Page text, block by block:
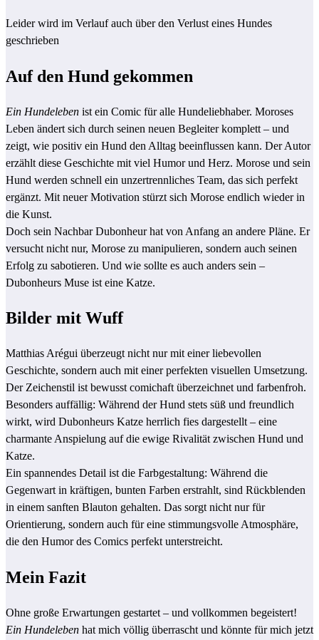
Leider wird im Verlauf auch über den Verlust eines Hundes
geschrieben
Auf den Hund gekommen
Ein Hundeleben ist ein Comic für alle Hundeliebhaber. Moroses
Leben ändert sich durch seinen neuen Begleiter komplett – und
zeigt, wie positiv ein Hund den Alltag beeinflussen kann. Der Autor
erzählt diese Geschichte mit viel Humor und Herz. Morose und sein
Hund werden schnell ein unzertrennliches Team, das sich perfekt
ergänzt. Mit neuer Motivation stürzt sich Morose endlich wieder in
die Kunst.
Doch sein Nachbar Dubonheur hat von Anfang an andere Pläne. Er
versucht nicht nur, Morose zu manipulieren, sondern auch seinen
Erfolg zu sabotieren. Und wie sollte es auch anders sein –
Dubonheurs Muse ist eine Katze.
Bilder mit Wuff
Matthias Arégui überzeugt nicht nur mit einer liebevollen
Geschichte, sondern auch mit einer perfekten visuellen Umsetzung.
Der Zeichenstil ist bewusst comichaft überzeichnet und farbenfroh.
Besonders auffällig: Während der Hund stets süß und freundlich
wirkt, wird Dubonheurs Katze herrlich fies dargestellt – eine
charmante Anspielung auf die ewige Rivalität zwischen Hund und
Katze.
Ein spannendes Detail ist die Farbgestaltung: Während die
Gegenwart in kräftigen, bunten Farben erstrahlt, sind Rückblenden
in einem sanften Blauton gehalten. Das sorgt nicht nur für
Orientierung, sondern auch für eine stimmungsvolle Atmosphäre,
die den Humor des Comics perfekt unterstreicht.
Mein Fazit
Ohne große Erwartungen gestartet – und vollkommen begeistert!
Ein Hundeleben hat mich völlig überrascht und könnte für mich jetzt